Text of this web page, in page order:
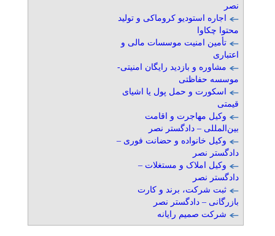
کفی طبی سفارشی برای
درمان خار پاشنه در شهرک
غرب
تلفن: ۰۲۱۴۶۲۹۱۷۴۶
اسکن پا و آنالیز بیومکانیک
ویژه ورزشکاران در گیشا
کلینیک سلامت پا کهن
تلفن: ۰۲۱۴۶۲۹۱۷۴۶
بعدی در گیشا
کلینیک سلامت پا کهن
تلفن: ۰۲۱۴۶۲۹۱۷۴۶
نصر
اجاره استودیو کروماکی و تولید
محتوا چکاوا
تأمین امنیت موسسات مالی و
اعتباری
مشاوره و بازدید رایگان امنیتی-
موسسه حفاظتی
اسکورت و حمل پول یا اشیای
قیمتی
وکیل مهاجرت و اقامت
بین‌المللی – دادگستر نصر
وکیل خانواده و حضانت فوری –
دادگستر نصر
وکیل املاک و مستغلات –
دادگستر نصر
ثبت شرکت، برند و کارت
بازرگانی – دادگستر نصر
شرکت صمیم رایانه